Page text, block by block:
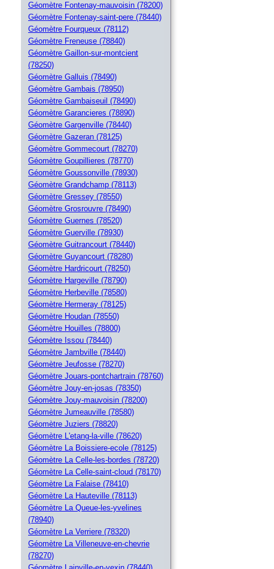
Géomètre Fontenay-mauvoisin (78200)
Géomètre Fontenay-saint-pere (78440)
Géomètre Fourqueux (78112)
Géomètre Freneuse (78840)
Géomètre Gaillon-sur-montcient
(78250)
Géomètre Galluis (78490)
Géomètre Gambais (78950)
Géomètre Gambaiseuil (78490)
Géomètre Garancieres (78890)
Géomètre Gargenville (78440)
Géomètre Gazeran (78125)
Géomètre Gommecourt (78270)
Géomètre Goupillieres (78770)
Géomètre Goussonville (78930)
Géomètre Grandchamp (78113)
Géomètre Gressey (78550)
Géomètre Grosrouvre (78490)
Géomètre Guernes (78520)
Géomètre Guerville (78930)
Géomètre Guitrancourt (78440)
Géomètre Guyancourt (78280)
Géomètre Hardricourt (78250)
Géomètre Hargeville (78790)
Géomètre Herbeville (78580)
Géomètre Hermeray (78125)
Géomètre Houdan (78550)
Géomètre Houilles (78800)
Géomètre Issou (78440)
Géomètre Jambville (78440)
Géomètre Jeufosse (78270)
Géomètre Jouars-pontchartrain (78760)
Géomètre Jouy-en-josas (78350)
Géomètre Jouy-mauvoisin (78200)
Géomètre Jumeauville (78580)
Géomètre Juziers (78820)
Géomètre L'etang-la-ville (78620)
Géomètre La Boissiere-ecole (78125)
Géomètre La Celle-les-bordes (78720)
Géomètre La Celle-saint-cloud (78170)
Géomètre La Falaise (78410)
Géomètre La Hauteville (78113)
Géomètre La Queue-les-yvelines
(78940)
Géomètre La Verriere (78320)
Géomètre La Villeneuve-en-chevrie
(78270)